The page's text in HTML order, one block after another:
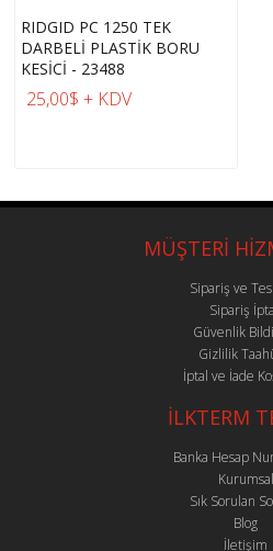
RIDGID PC 1250 TEK
DARBELİ PLASTİK BORU
KESİCİ - 23488
25,00$ + KDV
MÜŞTERİ
Sipariş ve
Sipariş
Güvenlik
Gizlilik
İptal ve İade
İLKTERM
Banka Hesap
Kurumsal
Sık Sorulan
Blog
İletişim